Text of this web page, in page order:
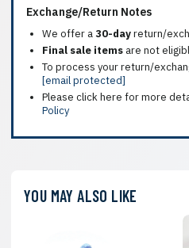
Exchange/Return Notes
We offer a30-dayreturn/
Final sale items are not
To process your return/
[email protected]
Please click here for more
Policy
YOU MAY ALSO LIKE